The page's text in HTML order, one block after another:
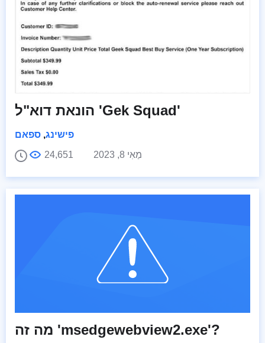
הונאת דוא"ל 'Gek Squad'
פישינג, ספאם
מַאִי 8, 2023
24,651
מה זה 'msedgewebview2.exe'?